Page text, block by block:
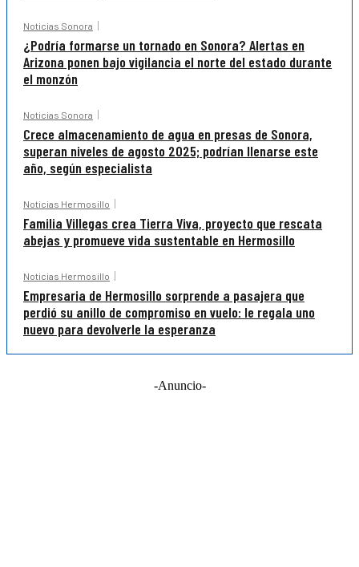
Noticias Sonora
¿Podría formarse un tornado en Sonora? Alertas en
Arizona ponen bajo vigilancia el norte del estado durante
el monzón
Noticias Sonora
Crece almacenamiento de agua en presas de Sonora,
superan niveles de agosto 2025; podrían llenarse este
año, según especialista
Noticias Hermosillo
Familia Villegas crea Tierra Viva, proyecto que rescata
abejas y promueve vida sustentable en Hermosillo
Noticias Hermosillo
Empresaria de Hermosillo sorprende a pasajera que
perdió su anillo de compromiso en vuelo: le regala uno
nuevo para devolverle la esperanza
-Anuncio-